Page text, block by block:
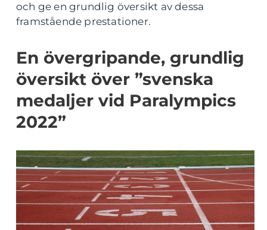
och ge en grundlig översikt av dessa
framstående prestationer.
En övergripande, grundlig
översikt över ”svenska
medaljer vid Paralympics
2022”